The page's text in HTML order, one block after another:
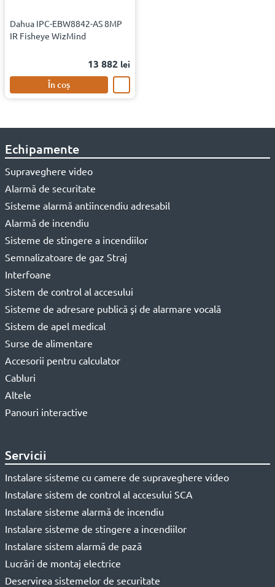
Dahua IPC-EBW8842-AS 8MP
IR Fisheye WizMind
13 882 lei
În coș
Echipamente
Supraveghere video
Alarmă de securitate
Sisteme alarmă antiincendiu adresabil
Alarmă de incendiu
Sisteme de stingere a incendiilor
Semnalizatoare de gaz Straj
Interfoane
Sistem de control al accesului
Sisteme de adresare publică şi de alarmare vocală
Sistem de apel medical
Surse de alimentare
Accesorii pentru calculator
Cabluri
Altele
Panouri interactive
Servicii
Instalare sisteme cu camere de supraveghere video
Instalare sistem de control al accesului SCA
Instalare sisteme alarmă de incendiu
Instalare sisteme de stingere a incendiilor
Instalare sistem alarmă de pază
Lucrări de montaj electrice
Deservirea sistemelor de securitate